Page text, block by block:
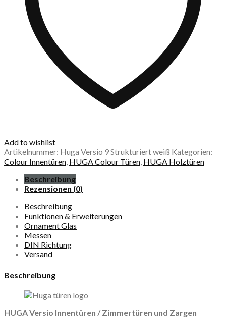
Add to wishlist
Artikelnummer: Huga Versio 9 Strukturiert weiß Kategorien:
Colour Innentüren, HUGA Colour Türen, HUGA Holztüren
Beschreibung
Rezensionen (0)
Beschreibung
Funktionen & Erweiterungen
Ornament Glas
Messen
DIN Richtung
Versand
Beschreibung
HUGA Versio Innentüren / Zimmertüren und Zargen